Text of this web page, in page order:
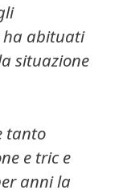
abituati
situazione
tanto
e tric e
anni la